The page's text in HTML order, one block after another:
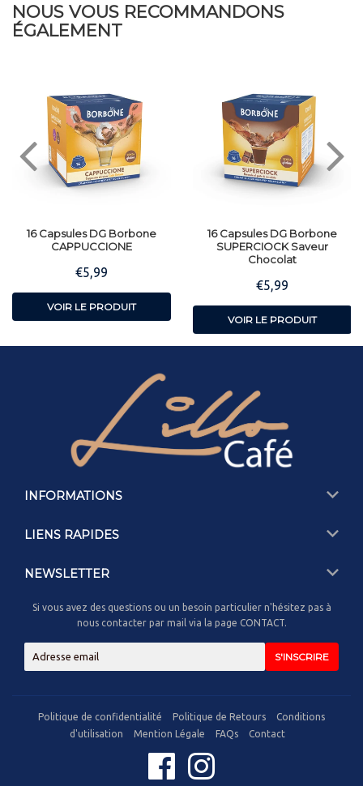
NOUS VOUS RECOMMANDONS
ÉGALEMENT
16 Capsules DG Borbone
CAPPUCCIONE
Prix
régulier
€5,99
VOIR LE PRODUIT
16 Capsules DG Borbone
SUPERCIOCK Saveur
Chocolat
Prix
régulier
€5,99
VOIR LE PRODUIT
INFORMATIONS
LIENS RAPIDES
NEWSLETTER
Si vous avez des questions ou un besoin particulier n'hésitez pas à
nous contacter par mail via la page CONTACT.
S'INSCRIRE
Politique de confidentialité Politique de Retours
Conditions
d'utilisation
Mention Légale FAQs Contact
Facebook